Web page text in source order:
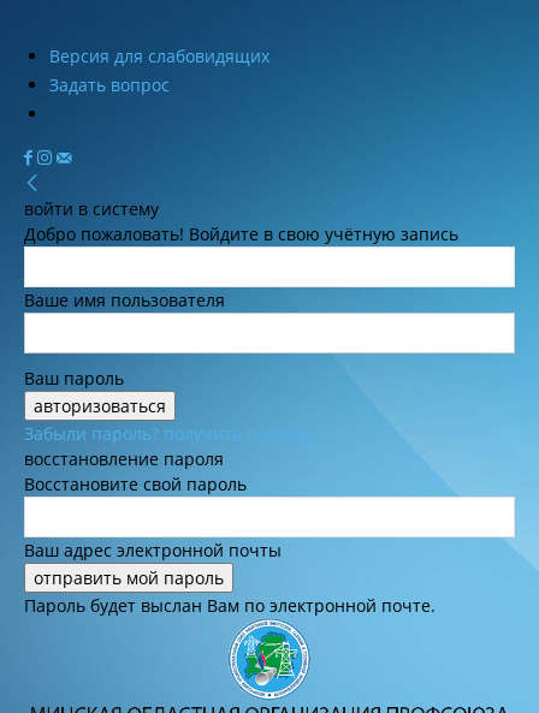
Версия для слабовидящих
Задать вопрос
войти в систему
Добро пожаловать! Войдите в свою учётную запись
Ваше имя пользователя
Ваш пароль
Забыли пароль? получить помощь
восстановление пароля
Восстановите свой пароль
Ваш адрес электронной почты
Пароль будет выслан Вам по электронной почте.